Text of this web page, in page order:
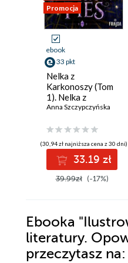
Promocja
ebook
33 pkt
Nelka z
Karkonoszy (Tom
1). Nelka z
Karkonoszy.
Anna Szczypczyńska
(30,94 zł najniższa cena z 30 dni)
33.19 zł
39.99zł (-17%)
Ebooka
literatury.
przeczytasz na: